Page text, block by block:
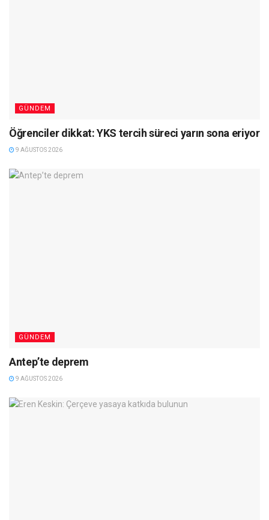
GÜNDEM
Öğrenciler dikkat: YKS tercih süreci yarın sona eriyor
9 AĞUSTOS 2026
GÜNDEM
Antep’te deprem
9 AĞUSTOS 2026